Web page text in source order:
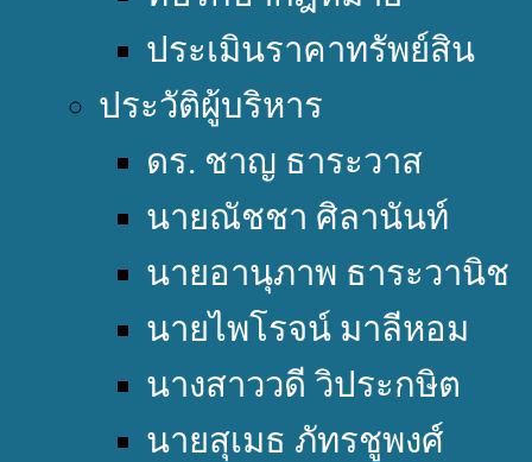
ประเมินราคาทรัพย์สิน
ประวัติผู้บริหาร
ดร. ชาญ ธาระวาส
นายณัชชา ศิลานันท์
นายอานุภาพ ธาระวานิช
นายไพโรจน์ มาลีหอม
นางสาววดี วิประกษิต
นายสุเมธ ภัทรชูพงศ์